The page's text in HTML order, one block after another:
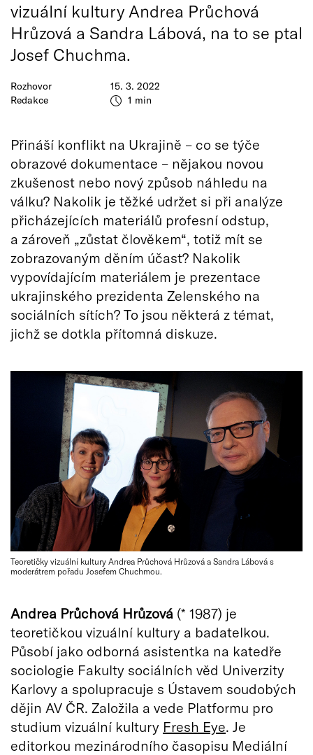
Rozhovor
Redakce
15. 3. 2022
1 min
vizuální kultury Andrea Průchová
Hrůzová a Sandra Lábová, na to se ptal
Josef Chuchma.
Přináší konflikt na Ukrajině – co se týče
obrazové dokumentace – nějakou novou
zkušenost nebo nový způsob náhledu na
válku? Nakolik je těžké udržet si při analýze
přicházejících materiálů profesní odstup,
a zároveň „zůstat člověkem“, totiž mít se
zobrazovaným děním účast? Nakolik
vypovídajícím materiálem je prezentace
ukrajinského prezidenta Zelenského na
sociálních sítích? To jsou některá z témat,
jichž se dotkla přítomná diskuze.
Teoretičky vizuální kultury Andrea Průchová Hrůzová a Sandra Lábová s
moderátrem pořadu Josefem Chuchmou.
Andrea Průchová Hrůzová (* 1987) je
teoretičkou vizuální kultury a badatelkou.
Působí jako odborná asistentka na katedře
sociologie Fakulty sociálních věd Univerzity
Karlovy a spolupracuje s Ústavem soudobých
dějin AV ČR. Založila a vede Platformu pro
studium vizuální kultury Fresh Eye. Je
editorkou mezinárodního časopisu Mediální